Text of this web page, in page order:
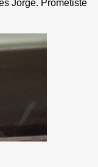
Jorge. Prometiste